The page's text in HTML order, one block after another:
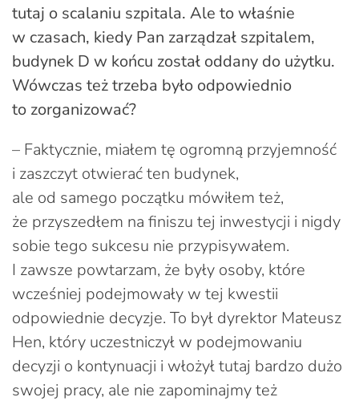
tutaj o scalaniu szpitala. Ale to właśnie
w czasach, kiedy Pan zarządzał szpitalem,
budynek D w końcu został oddany do użytku.
Wówczas też trzeba było odpowiednio
to zorganizować?
– Faktycznie, miałem tę ogromną przyjemność
i zaszczyt otwierać ten budynek,
ale od samego początku mówiłem też,
że przyszedłem na finiszu tej inwestycji i nigdy
sobie tego sukcesu nie przypisywałem.
I zawsze powtarzam, że były osoby, które
wcześniej podejmowały w tej kwestii
odpowiednie decyzje. To był dyrektor Mateusz
Hen, który uczestniczył w podejmowaniu
decyzji o kontynuacji i włożył tutaj bardzo dużo
swojej pracy, ale nie zapominajmy też